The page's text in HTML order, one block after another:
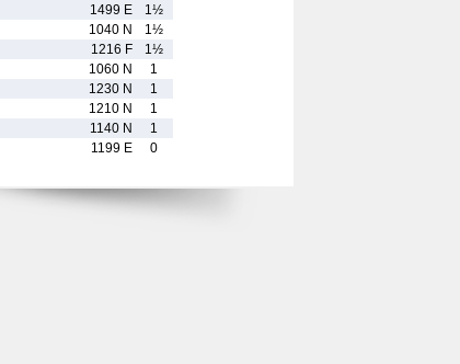
1499 E
1½
1040 N
1½
1216 F
1½
1060 N
1
1230 N
1
1210 N
1
1140 N
1
1199 E 0